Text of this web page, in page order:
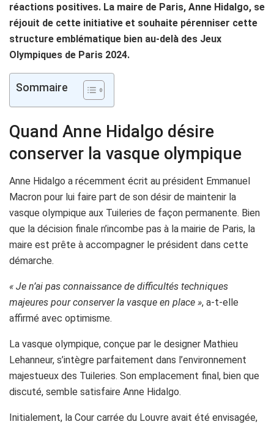
réactions positives. La maire de Paris, Anne Hidalgo, se
réjouit de cette initiative et souhaite pérenniser cette
structure emblématique bien au-delà des Jeux
Olympiques de Paris 2024.
Sommaire
Quand Anne Hidalgo désire
conserver la vasque olympique
Anne Hidalgo a récemment écrit au président Emmanuel
Macron pour lui faire part de son désir de maintenir la
vasque olympique aux Tuileries de façon permanente. Bien
que la décision finale n’incombe pas à la mairie de Paris, la
maire est prête à accompagner le président dans cette
démarche.
« Je n’ai pas connaissance de difficultés techniques
majeures pour conserver la vasque en place », a-t-elle
affirmé avec optimisme.
La vasque olympique, conçue par le designer Mathieu
Lehanneur, s’intègre parfaitement dans l’environnement
majestueux des Tuileries. Son emplacement final, bien que
discuté, semble satisfaire Anne Hidalgo.
Initialement, la Cour carrée du Louvre avait été envisagée,